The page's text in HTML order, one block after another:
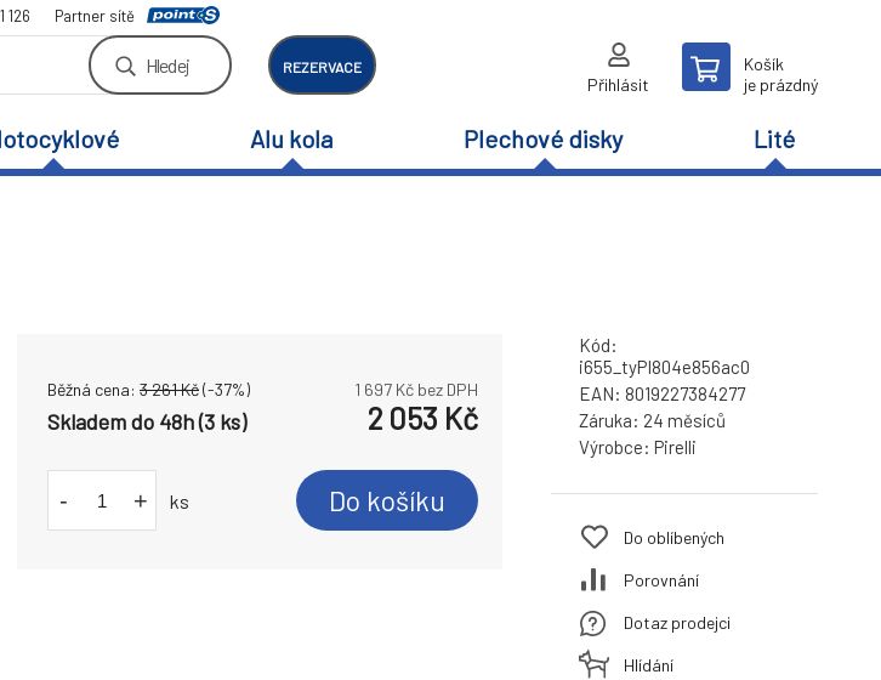
126 Partner sítě
Hledej REZERVACE
Přihlásit
Košík
je prázdný
Alu kola Plechové disky Lité
Běžná cena: 3 261Kč(-37%) 1 697 Kč bez DPH
Skladem do 48h (3 ks) 2 053 Kč
- + ks Do košíku
Kód:
i655_tyPI804e856ac0
EAN: 8019227384277
Záruka: 24 měsíců
Výrobce: Pirelli
Do oblíbených
Porovnání
Dotaz prodejci
Hlídání